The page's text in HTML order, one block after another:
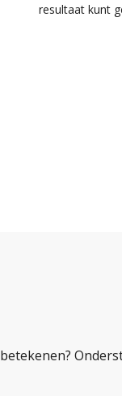
resultaat kunt